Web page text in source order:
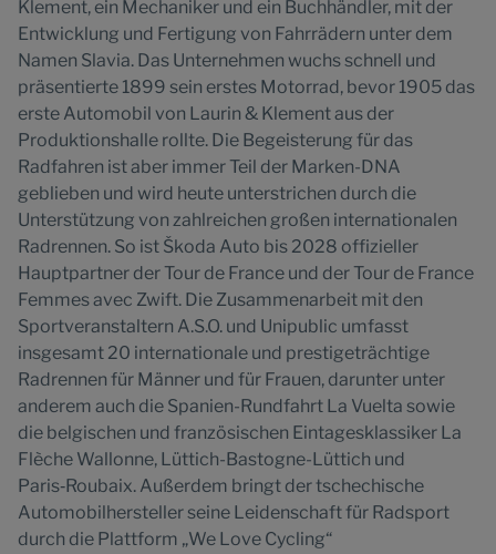
Klement, ein Mechaniker und ein Buchhändler, mit der
Entwicklung und Fertigung von Fahrrädern unter dem
Namen Slavia. Das Unternehmen wuchs schnell und
präsentierte 1899 sein erstes Motorrad, bevor 1905 das
erste Automobil von Laurin & Klement aus der
Produktionshalle rollte. Die Begeisterung für das
Radfahren ist aber immer Teil der Marken-DNA
geblieben und wird heute unterstrichen durch die
Unterstützung von zahlreichen großen internationalen
Radrennen. So ist Škoda Auto bis 2028 offizieller
Hauptpartner der Tour de France und der Tour de France
Femmes avec Zwift. Die Zusammenarbeit mit den
Sportveranstaltern A.S.O. und Unipublic umfasst
insgesamt 20 internationale und prestigeträchtige
Radrennen für Männer und für Frauen, darunter unter
anderem auch die Spanien-Rundfahrt La Vuelta sowie
die belgischen und französischen Eintagesklassiker La
Flèche Wallonne, Lüttich-Bastogne-Lüttich und
Paris‑Roubaix. Außerdem bringt der tschechische
Automobilhersteller seine Leidenschaft für Radsport
durch die Plattform „We Love Cycling“